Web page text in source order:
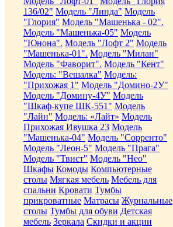
136/02" Модель "Линда" Модель
"Глория" Модель "Машенька - 02".
Модель "Машенька-05" Модель
"Юнона". Модель "Лофт 2" Модель
"Машенька-01". Модель "Милан"
Модель "Фаворит". Модель "Кент"
Модель: "Вешалка" Модель:
"Прихожая 1" Модель "Домино-2У"
Модель "Домину-4У" Модель
"Шкаф-купе ШК-551" Модель
"Лайн" Модель: «Лайт» Модель
Прихожая Ивушка 23 Модель
"Машенька-04" Модель "Сорренто"
Модель "Леон-5" Модель "Прага"
Модель "Твист" Модель "Нео"
Шкафы Комоды Компьютерные
столы Мягкая мебель Мебель для
спальни Кровати Тумбы
прикроватные Матрасы Журнальные
столы Тумбы для обуви Детская
мебель Зеркала Скидки и акции